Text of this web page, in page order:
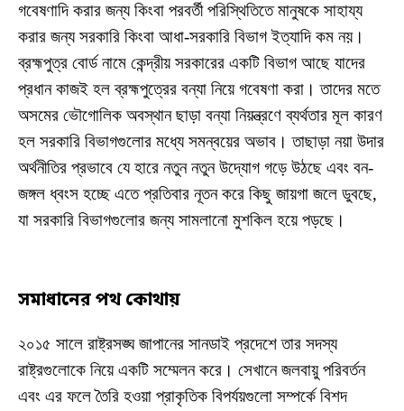
গবেষণাদি করার জন্য কিংবা পরবর্তী পরিস্থিতিতে মানুষকে সাহায্য
করার জন্য সরকারি কিংবা আধা-সরকারি বিভাগ ইত্যাদি কম নয়।
ব্রহ্মপুত্র বোর্ড নামে কেন্দ্রীয় সরকারের একটি বিভাগ আছে যাদের
প্রধান কাজই হল ব্রহ্মপুত্রের বন্যা নিয়ে গবেষণা করা। তাদের মতে
অসমের ভৌগোলিক অবস্থান ছাড়া বন্যা নিয়ন্ত্রণে ব্যর্থতার মূল কারণ
হল সরকারি বিভাগগুলোর মধ্যে সমন্বয়ের অভাব। তাছাড়া নয়া উদার
অর্থনীতির প্রভাবে যে হারে নতুন নতুন উদ্যোগ গড়ে উঠছে এবং বন-
জঙ্গল ধ্বংস হচ্ছে এতে প্রতিবার নূতন করে কিছু জায়গা জলে ডুবছে,
যা সরকারি বিভাগগুলোর জন্য সামলানো মুশকিল হয়ে পড়ছে।
সমাধানের পথ কোথায়
২০১৫ সালে রাষ্ট্রসঙ্ঘ জাপানের সানডাই প্রদেশে তার সদস্য
রাষ্ট্রগুলোকে নিয়ে একটি সম্মেলন করে। সেখানে জলবায়ু পরিবর্তন
এবং এর ফলে তৈরি হওয়া প্রাকৃতিক বিপর্যয়গুলো সম্পর্কে বিশদ